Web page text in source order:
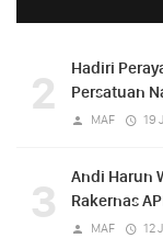
2
Hadiri
Persatuan
MAF 19
3
Andi Harun
Rakernas
MAF 12